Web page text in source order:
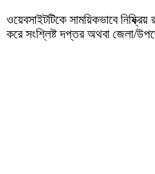
ওয়েবসাইটটিকে সাময়িকভাবে
করে সংশ্লিষ্ট দপ্তর অথবা জেলা/